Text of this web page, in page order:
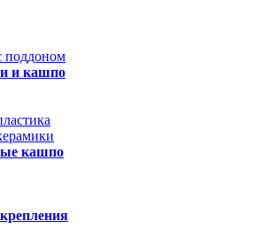
поддоном
и кашпо
кашпо